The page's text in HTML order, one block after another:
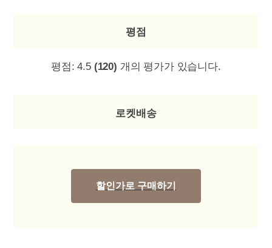
평점
평점:4.5 (120) 개의 평가가 있습니다.
로켓배송
할인가로 구매하기